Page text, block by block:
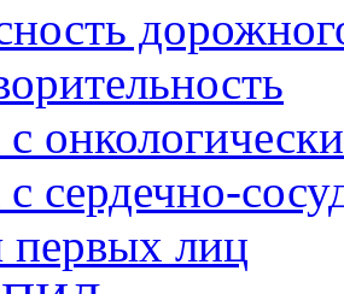
с
с сердечно-
первых лиц